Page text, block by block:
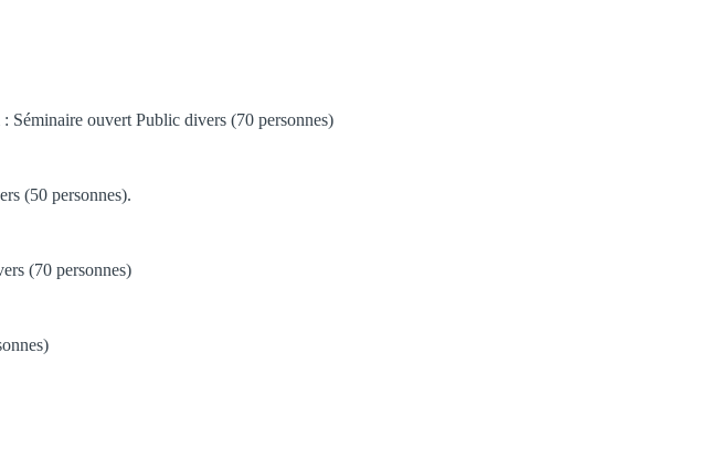
Séminaire ouvert Public divers (70 personnes)
(50 personnes).
(70 personnes)